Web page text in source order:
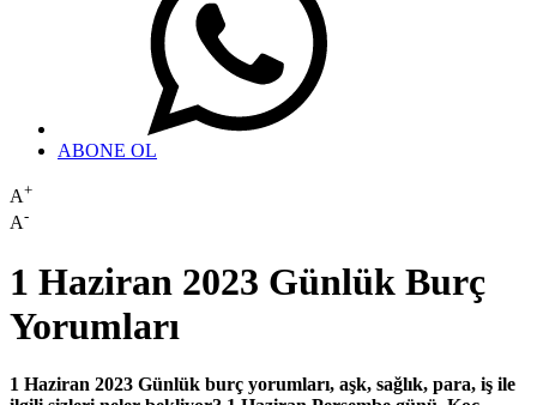
ABONE OL
A+
A-
1 Haziran 2023 Günlük Burç
Yorumları
1 Haziran 2023 Günlük burç yorumları, aşk, sağlık, para, iş ile